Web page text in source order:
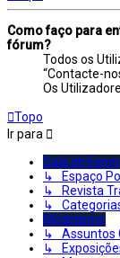
Como faço para
fórum?
Todos os
“Contacte-
Os
Topo
Ir para
Sala de
↳ Espaço
↳ Revista
↳
Modelismo
↳ Assuntos
↳